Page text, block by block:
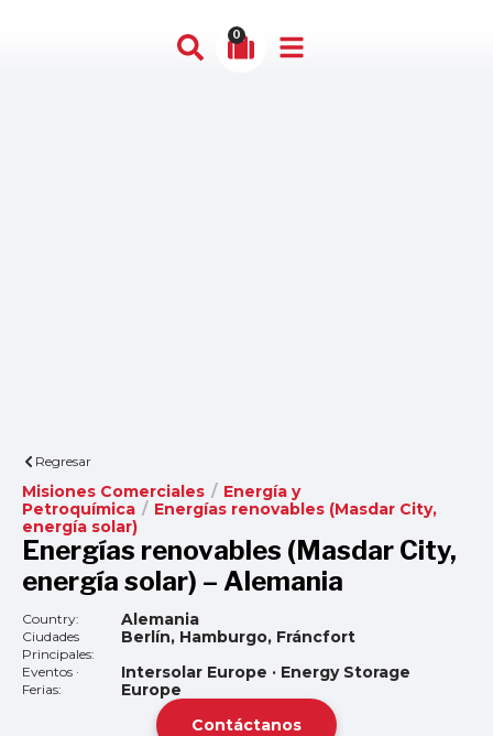
0
Regresar
Misiones Comerciales / Energía y
Petroquímica / Energías renovables (Masdar City,
energía solar)
Energías renovables (Masdar City,
energía solar) – Alemania
Country: Alemania
Ciudades
Principales:
Berlín, Hamburgo, Fráncfort
Eventos ·
Ferias:
Intersolar Europe · Energy Storage
Europe
Contáctanos